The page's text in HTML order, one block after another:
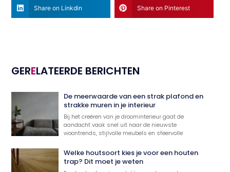
Share on Linkdin Share on Pinterest
GERELATEERDE BERICHTEN
De meerwaarde van een strak plafond en
strakke muren in je interieur
Bij het creëren van je droominterieur gaat de
aandacht vaak snel uit naar de nieuwste
woontrends, stijlvolle meubels en sfeervolle
Welke houtsoort kies je voor een houten
trap? Dit moet je weten